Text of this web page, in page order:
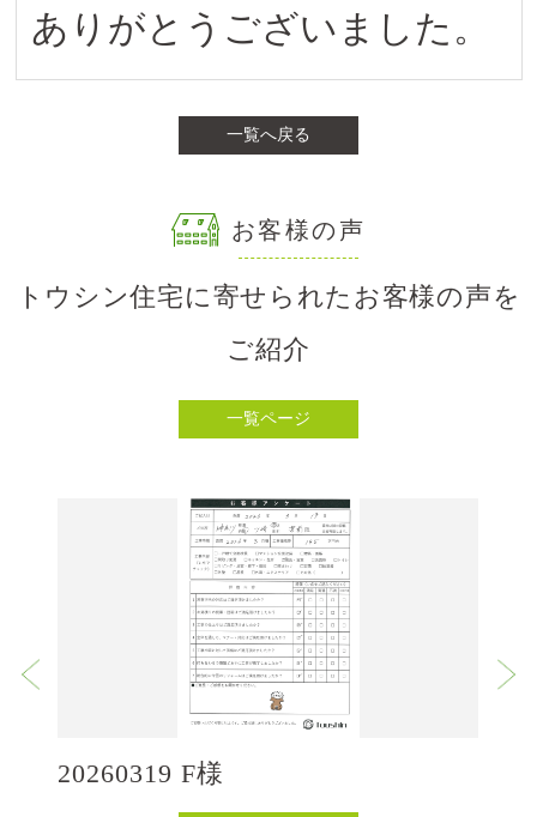
ありがとうございました。
一覧へ戻る
一覧ページ
お客様の声
トウシン住宅に寄せられたお客様の声を
ご紹介
20260319 F様